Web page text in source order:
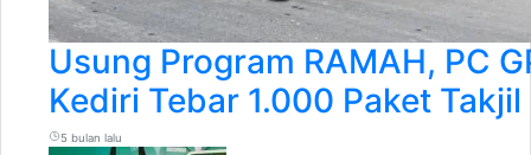
Usung Program RAMAH, PC
Kediri Tebar 1.000 Paket Takjil
5 bulan lalu